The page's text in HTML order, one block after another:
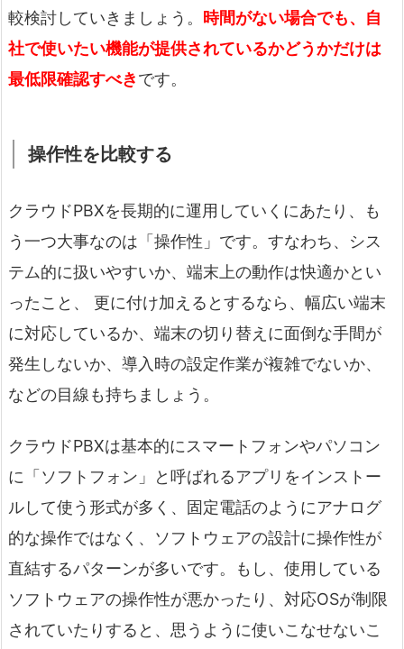
較検討していきましょう。 時間がない場合でも、自
社で使いたい機能が提供されているかどうかだけは
最低限確認すべきです。
操作性を比較する
クラウドPBXを長期的に運用していくにあたり、も
う一つ大事なのは「操作性」です。すなわち、シス
テム的に扱いやすいか、端末上の動作は快適かとい
ったこと、 更に付け加えるとするなら、幅広い端末
に対応しているか、端末の切り替えに面倒な手間が
発生しないか、導入時の設定作業が複雑でないか、
などの目線も持ちましょう。
クラウドPBXは基本的にスマートフォンやパソコン
に「ソフトフォン」と呼ばれるアプリをインストー
ルして使う形式が多く、固定電話のようにアナログ
的な操作ではなく、ソフトウェアの設計に操作性が
直結するパターンが多いです。もし、使用している
ソフトウェアの操作性が悪かったり、対応OSが制限
されていたりすると、思うように使いこなせないこ